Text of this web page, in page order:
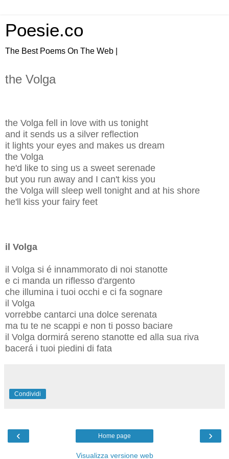
Poesie.co
The Best Poems On The Web |
the Volga
the Volga fell in love with us tonight
and it sends us a silver reflection
it lights your eyes and makes us dream
the Volga
he'd like to sing us a sweet serenade
but you run away and I can't kiss you
the Volga will sleep well tonight and at his shore
he'll kiss your fairy feet
il Volga
il Volga si é innammorato di noi stanotte
e ci manda un riflesso d'argento
che illumina i tuoi occhi e ci fa sognare
il Volga
vorrebbe cantarci una dolce serenata
ma tu te ne scappi e non ti posso baciare
il Volga dormirá sereno stanotte ed alla sua riva
bacerá i tuoi piedini di fata
Condividi
‹ ›
Home page
Visualizza versione web